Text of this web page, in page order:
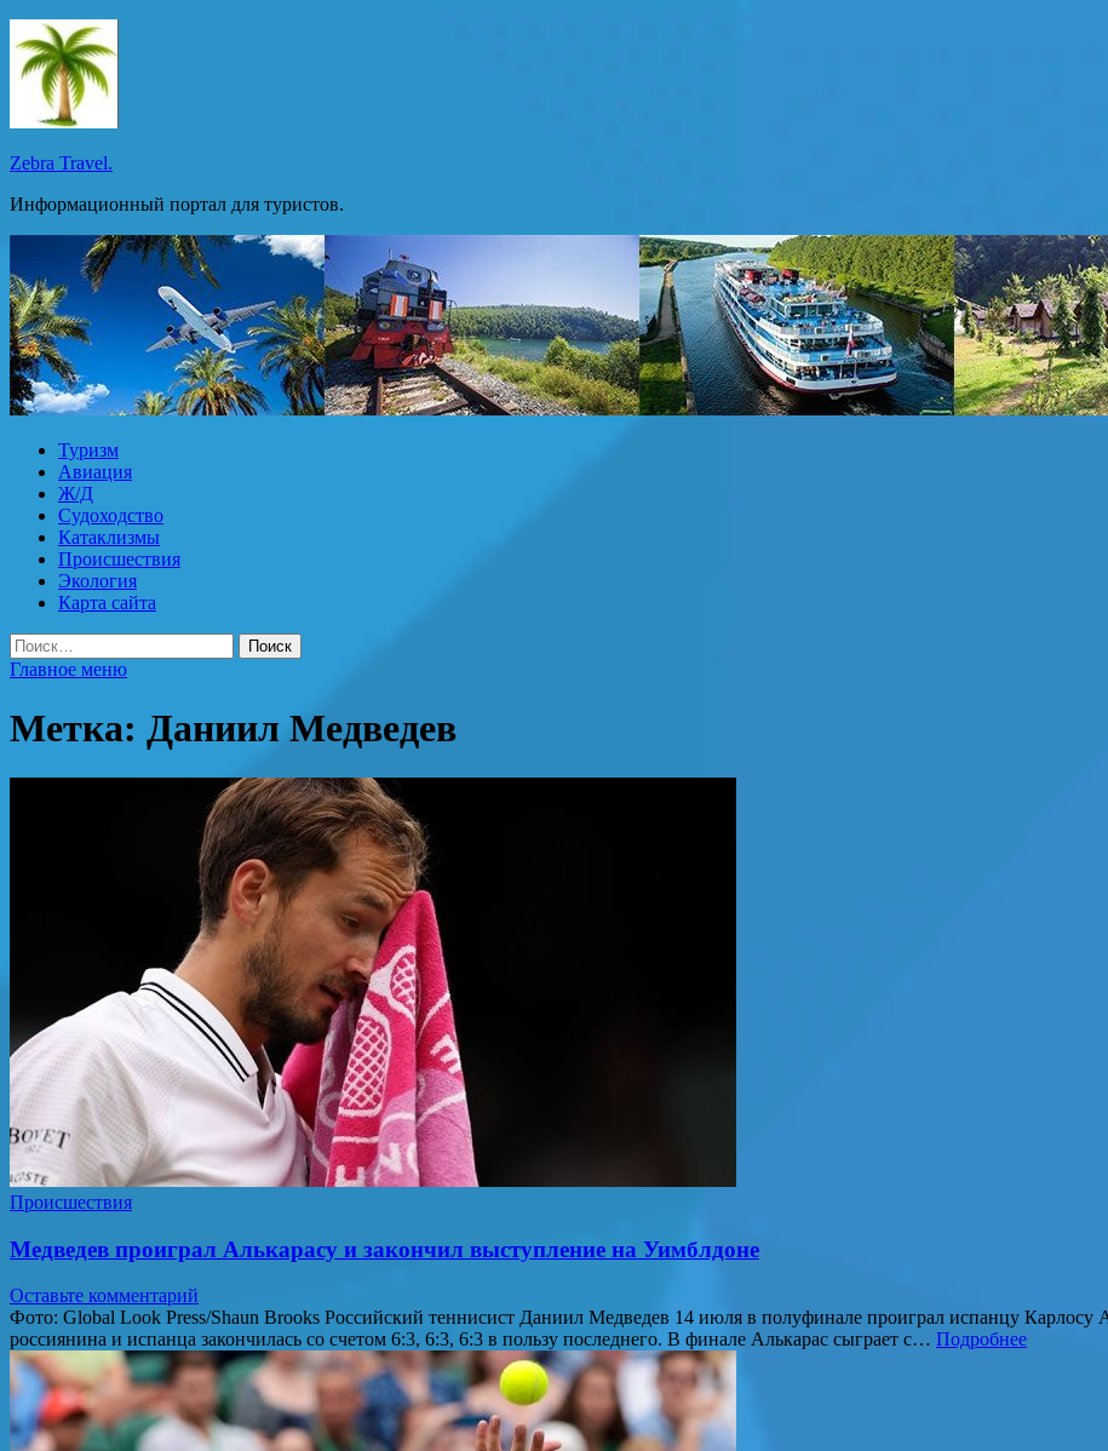
Перейти
к
содержимому
Zebra Travel.
Информационный портал для туристов.
Туризм
Авиация
Ж/Д
Судоходство
Катаклизмы
Происшествия
Экология
Карта сайта
Найти:
Главное меню
Метка: Даниил Медведев
Происшествия
Медведев проиграл Алькарасу и закончил выступление на Уимблдоне
Оставьте комментарий
Фото: Global Look Press/Shaun Brooks Российский теннисист Даниил Медведев 14 июля в полуфинале проиграл испанцу Карлосу
россиянина и испанца закончилась со счетом 6:3, 6:3, 6:3 в пользу последнего. В финале Алькарас сыграет с… Подробнее